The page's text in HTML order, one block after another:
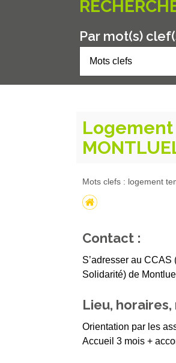
Par mot(s)
Mots clefs : logement
Contact :
S’adresser au
Solidarité) de Montluel
Lieu,
Orientation par les
Accueil 3 mois +